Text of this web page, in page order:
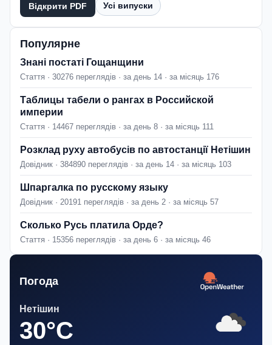
Відкрити PDF Усі випуски
Популярне
Знані постаті Гощанщини
Стаття · 30276 переглядів · за день 14 · за місяць 176
Таблицы табели о рангах в Российской
империи
Стаття · 14467 переглядів · за день 8 · за місяць 111
Розклад руху автобусів по автостанції Нетішин
Довідник · 384890 переглядів · за день 14 · за місяць 103
Шпаргалка по русскому языку
Довідник · 20191 переглядів · за день 2 · за місяць 57
Сколько Русь платила Орде?
Стаття · 15356 переглядів · за день 6 · за місяць 46
Погода
Нетішин
30°C